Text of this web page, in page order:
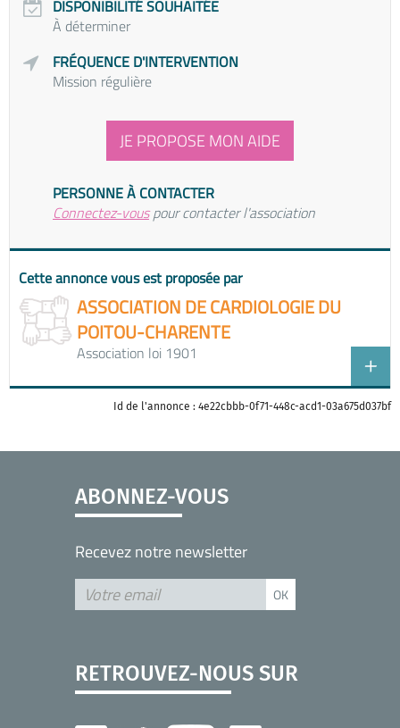
DISPONIBILITÉ SOUHAITÉE
À déterminer
FRÉQUENCE D'INTERVENTION
Mission régulière
JE PROPOSE MON AIDE
PERSONNE À CONTACTER
Connectez-vouspour contacter l'association
Cette annonce vous est proposée par
ASSOCIATION DE CARDIOLOGIE DU
POITOU-CHARENTE
Association loi 1901
Id de l'annonce : 4e22cbbb-0f71-448c-acd1-03a675d037bf
ABONNEZ-VOUS
Recevez notre newsletter
RETROUVEZ-NOUS SUR